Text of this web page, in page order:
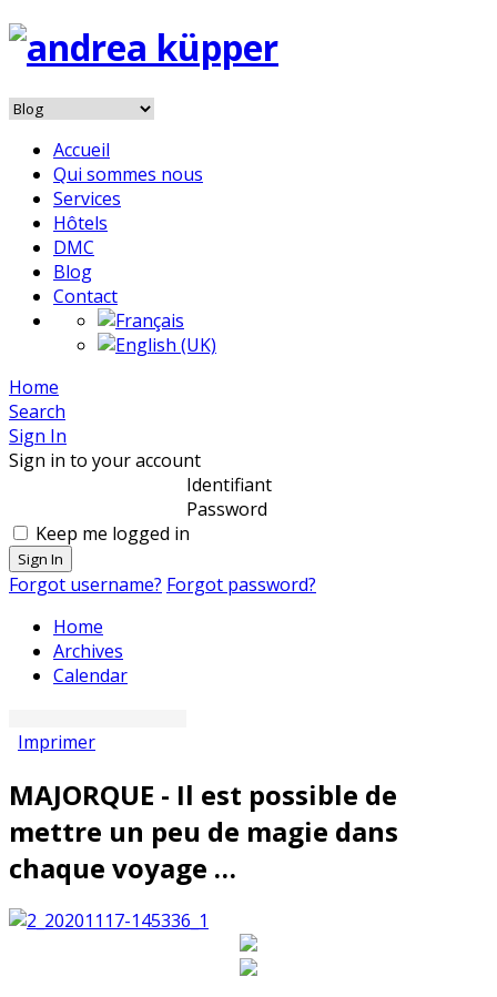
Accueil
Qui sommes nous
Services
Hôtels
DMC
Blog
Contact
Home
Search
Sign In
Sign in to your account
Identifiant
Password
Keep me logged in
Sign In
Forgot username? Forgot password?
Home
Archives
Calendar
Imprimer
MAJORQUE - Il est possible de
mettre un peu de magie dans
chaque voyage …